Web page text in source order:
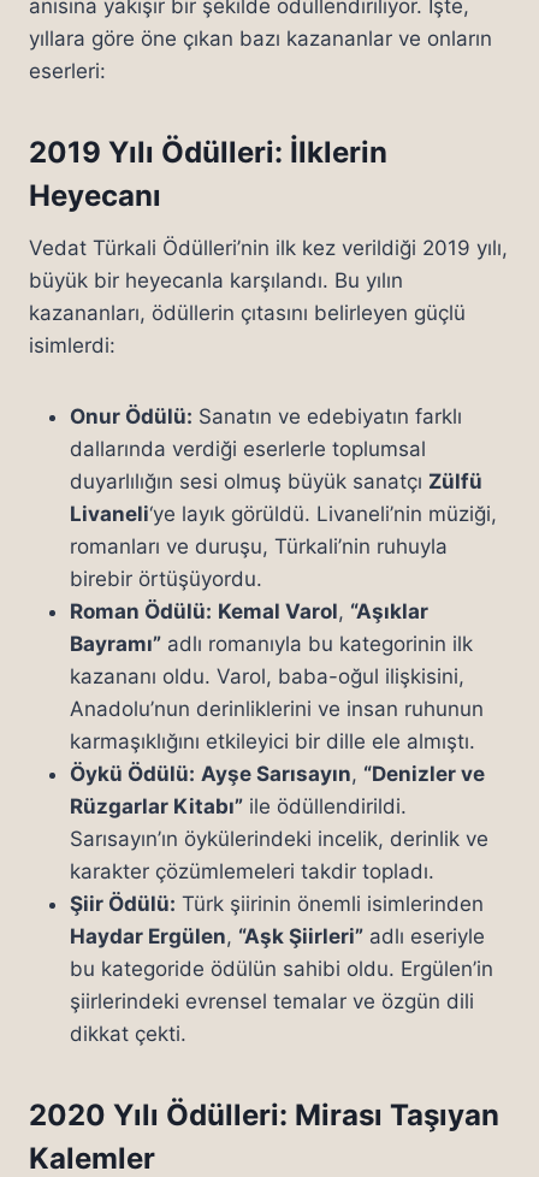
anısına yakışır bir şekilde ödüllendiriliyor. İşte,
yıllara göre öne çıkan bazı kazananlar ve onların
eserleri:
2019 Yılı Ödülleri: İlklerin
Heyecanı
Vedat Türkali Ödülleri’nin ilk kez verildiği 2019 yılı,
büyük bir heyecanla karşılandı. Bu yılın
kazananları, ödüllerin çıtasını belirleyen güçlü
isimlerdi:
Onur Ödülü: Sanatın ve edebiyatın farklı
dallarında verdiği eserlerle toplumsal
duyarlılığın sesi olmuş büyük sanatçı Zülfü
Livaneli‘ye layık görüldü. Livaneli’nin müziği,
romanları ve duruşu, Türkali’nin ruhuyla
birebir örtüşüyordu.
Roman Ödülü: Kemal Varol, “Aşıklar
Bayramı” adlı romanıyla bu kategorinin ilk
kazananı oldu. Varol, baba-oğul ilişkisini,
Anadolu’nun derinliklerini ve insan ruhunun
karmaşıklığını etkileyici bir dille ele almıştı.
Öykü Ödülü: Ayşe Sarısayın, “Denizler ve
Rüzgarlar Kitabı” ile ödüllendirildi.
Sarısayın’ın öykülerindeki incelik, derinlik ve
karakter çözümlemeleri takdir topladı.
Şiir Ödülü: Türk şiirinin önemli isimlerinden
Haydar Ergülen, “Aşk Şiirleri” adlı eseriyle
bu kategoride ödülün sahibi oldu. Ergülen’in
şiirlerindeki evrensel temalar ve özgün dili
dikkat çekti.
2020 Yılı Ödülleri: Mirası Taşıyan
Kalemler